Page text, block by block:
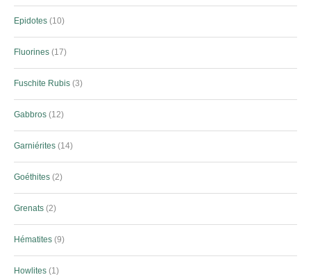
Epidotes 10
Fluorines 17
Fuschite Rubis 3
Gabbros 12
Garniérites 14
Goéthites 2
Grenats 2
Hématites 9
Howlites 1